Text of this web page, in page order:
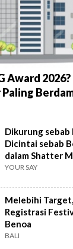
Award
Dikurung sebab
Dicintai sebab
dalam Shatter
YOUR SAY
Melebihi
Registrasi
Benoa
BALI